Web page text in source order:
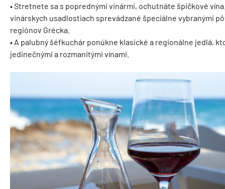
• Stretnete sa s poprednými vinármi, ochutnáte špičkové
vinárskych usadlostiach sprevádzané špeciálne vybranými
regiónov Grécka.
​• A palubný šéfkuchár ponúkne klasické a regionálne jedlá,
jedinečnými a rozmanitými vínami.